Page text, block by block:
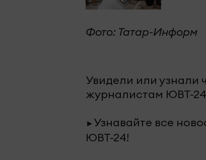
Фото: Татар-Информ
Увидели или узнали
журналистам ЮВТ-
► Узнавайте все
ЮВТ-24!